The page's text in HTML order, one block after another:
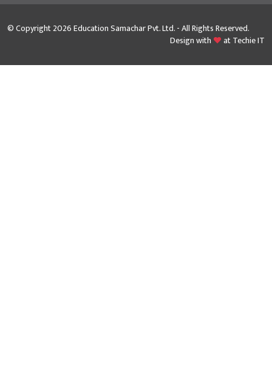
© Copyright 2026 Education Samachar Pvt. Ltd. - All Rights Reserved.
Design with
atTechie IT